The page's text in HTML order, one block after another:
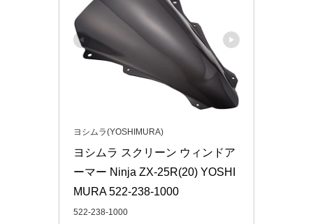
ヨシムラ(YOSHIMURA)
ヨシムラ スクリーン ウィンドア
ーマー Ninja ZX-25R(20) YOSHI
MURA 522-238-1000
522-238-1000